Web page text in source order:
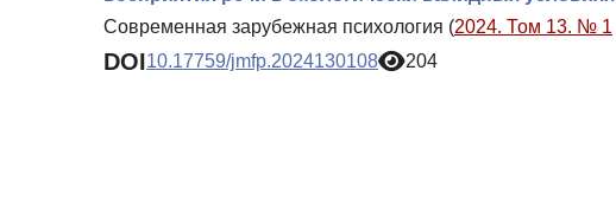
Современная зарубежная психология (2024. Том 13. № 1
DOI10.17759/jmfp.2024130108 204